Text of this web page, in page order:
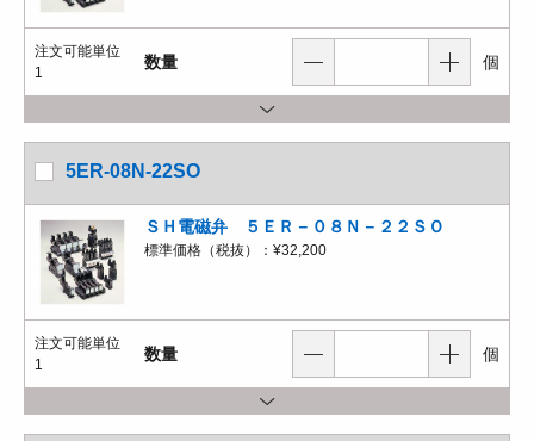
注文可能単位
1
数量 個
5ER-08N-22SO
ＳＨ電磁弁 ５ＥＲ－０８Ｎ－２２ＳＯ
標準価格（税抜）： ¥32,200
注文可能単位
1
数量 個